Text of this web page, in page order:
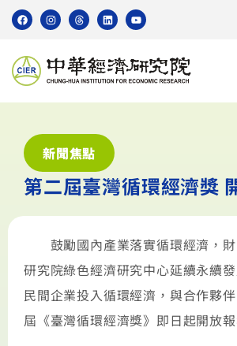
新聞焦點
第二屆臺灣循環經濟獎
鼓勵國內產業落實循環經濟，財
研究院綠色經濟研究中心延續永續
民間企業投入循環經濟，與合作夥
屆《臺灣循環經濟獎》即日起開放報